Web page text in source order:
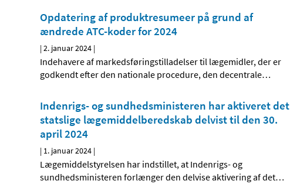
Opdatering af produktresumeer på grund af
ændrede ATC-koder for 2024
|2. januar 2024 |
Indehavere af markedsføringstilladelser til lægemidler, der er
godkendt efter den nationale procedure, den decentrale…
Indenrigs- og sundhedsministeren har aktiveret det
statslige lægemiddelberedskab delvist til den 30.
april 2024
| 1. januar 2024 |
Lægemiddelstyrelsen har indstillet, at Indenrigs- og
sundhedsministeren forlænger den delvise aktivering af det…